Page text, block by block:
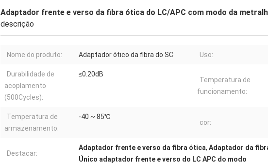
Adaptador frente e verso da fibra ótica do LC/APC com modo da
descrição
Nome do produto: Adaptador ótico da fibra do SC Uso:
Durabilidade de
acoplamento
(500Cycles):
≤0.20dB
Temperatura de
funcionamento:
Temperatura de
armazenamento:
-40 ~ 85℃
cor:
Destacar:
Adaptador frente e verso da fibra ótica, Adaptador da
Único adaptador frente e verso do LC APC do modo